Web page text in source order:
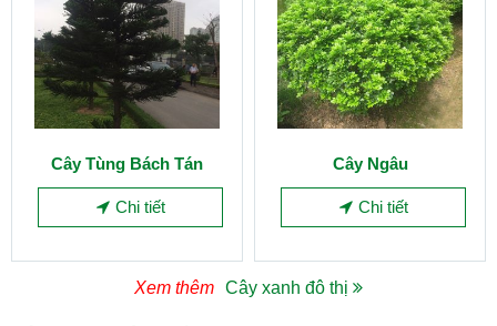
Cây Tùng Bách Tán
Chi tiết
Cây Ngâu
Chi tiết
Xem thêm Cây xanh đô thị